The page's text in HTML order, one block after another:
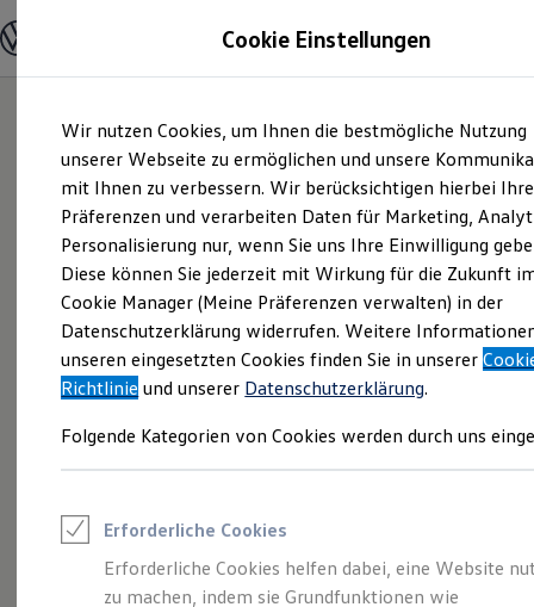
Hauptinhalt
springen
Footer
springen
Modelle und Konfigurator
Modelle vergleichen
Elektroautos
ENERGY Sondermodelle
Nutzfahrzeuge
SUV und CUV
Familienautos
Kombis
Kompaktwagen
Sportwagen
Schnell verfügbare Fahrzeuge
Angebote und Produkte
Aktuelle Angebote
E-Auto-Förderung
Volkswagen Marktplatz
Junge Gebrauchtwagen und Gebrauchtwagen
Saisonangebote
Leasing
Leasing-Angebote
Cookie Einstellungen
Wir nutzen Cookies, um Ihnen die bestmögliche Nutzung
unserer Webseite zu ermöglichen und unsere
mit Ihnen zu verbessern. Wir berücksichtigen hierbei Ihre
Präferenzen und verarbeiten Daten für Marketing,
Personalisierung nur, wenn Sie uns Ihre Einwilligung
Diese können Sie jederzeit mit Wirkung für die Zukunft
Cookie Manager (Meine Präferenzen verwalten) in der
Datenschutzerklärung widerrufen. Weitere
unseren eingesetzten Cookies finden Sie in unserer
Richtlinie und unserer Datenschutzerklärung.
Folgende Kategorien von Cookies werden durch uns
Erforderliche Cookies
Erforderliche Cookies helfen dabei, eine Website
zu machen, indem sie Grundfunktionen wie